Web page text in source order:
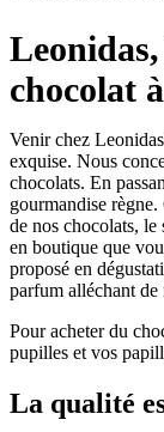
chocolat
Venir chez
exquise. Nous
chocolats. En
gourmandise
de nos chocolats, le
en boutique que
proposé en
parfum alléchant de
Pour acheter du
pupilles et vos
La qualité